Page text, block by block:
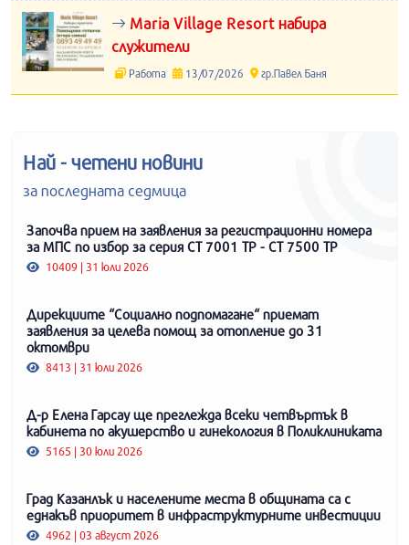
Maria Village Resort набира
служители
Работа 13/07/2026 гр.Павел Баня
Най - четени новини
за последната седмица
Започва прием на заявления за регистрационни номера
за МПС по избор за серия СТ 7001 ТР - СТ 7500 ТР
10409 | 31 юли 2026
Дирекциите “Социално подпомагане“ приемат
заявления за целева помощ за отопление до 31
октомври
8413 | 31 юли 2026
Д-р Елена Гарсау ще преглежда всеки четвъртък в
кабинета по акушерство и гинекология в Поликлиниката
5165 | 30 юли 2026
Град Казанлък и населените места в общината са с
еднакъв приоритет в инфраструктурните инвестиции
4962 | 03 август 2026